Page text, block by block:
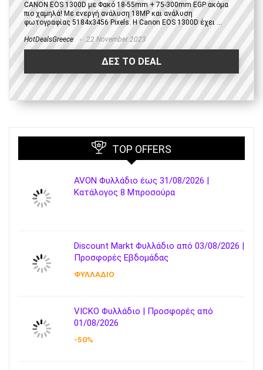
CANON EOS 1300D με Φακό 18-55mm + 75-300mm EGP ακόμα
πιο χαμηλά! Με ενεργή ανάλυση 18MP και ανάλυση
φωτογραφίας 5184x3456 Pixels. H Canon EOS 1300D έχει ...
HotDealsGreece 22 November 2023
ΔΕΣ ΤΟ DEAL
TOP OFFERS
AVON Φυλλάδιο έως 31/08/2026 |
Κατάλογος 8 Μπροσούρα
Discount Markt Φυλλάδιο από 03/08/2026 |
Προσφορές Εβδομάδας
ΦΥΛΛΑΔΙΟ
VICKO Φυλλάδιο | Προσφορές από
01/08/2026
-50%